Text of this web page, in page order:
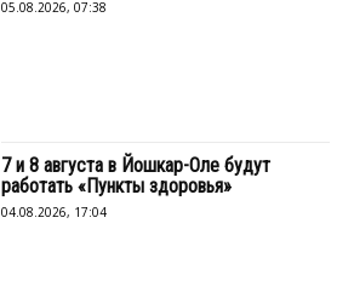
05.08.2026, 07:38
7 и 8 августа в Йошкар-Оле будут
работать «Пункты здоровья»
04.08.2026, 17:04